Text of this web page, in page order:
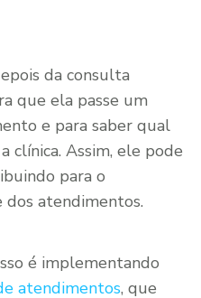
da consulta
que ela passe um
e para saber qual
clínica. Assim, ele pode
para o
atendimentos.
é implementando
atendimentos, que